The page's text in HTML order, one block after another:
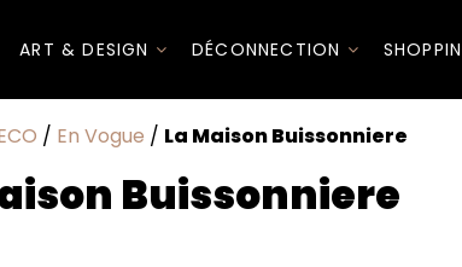
ART & DESIGN DÉCONNECTION
/ En Vogue / La Maison Buissonniere
Buissonniere